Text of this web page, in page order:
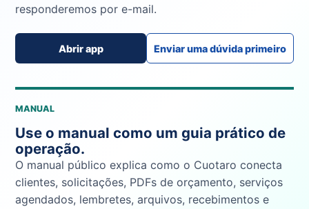
responderemos por e-mail.
Abrir app Enviar uma dúvida primeiro
MANUAL
Use o manual como um guia prático de
operação.
O manual público explica como o Cuotaro conecta
clientes, solicitações, PDFs de orçamento, serviços
agendados, lembretes, arquivos, recebimentos e